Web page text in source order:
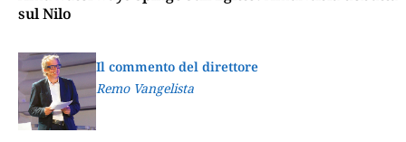
sul Nilo
Il commento del direttore
Remo Vangelista